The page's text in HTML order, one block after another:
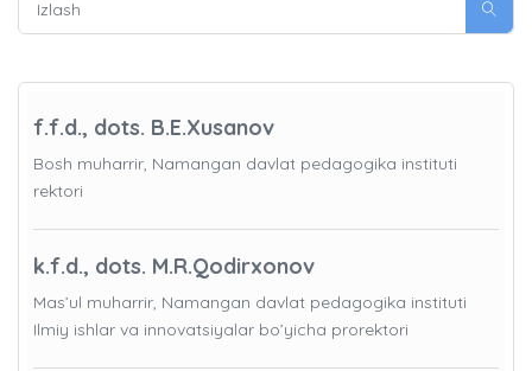
f.f.d., dots. B.E.Xusanov
Bosh muharrir, Namangan davlat pedagogika instituti
rektori
k.f.d., dots. M.R.Qodirxonov
Mas’ul muharrir, Namangan davlat pedagogika instituti
Ilmiy ishlar va innovatsiyalar bo’yicha prorektori